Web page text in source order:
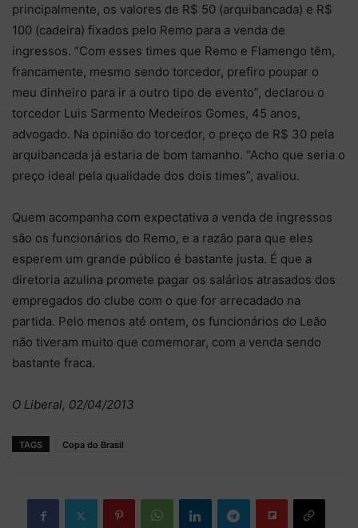
principalmente, os valores de R$ 50 (arquibancada) e R$
100 (cadeira) fixados pelo Remo para a venda de
ingressos. “Com esses times que Remo e Flamengo têm,
francamente, mesmo sendo torcedor, prefiro poupar o
meu dinheiro para ir a outro tipo de evento”, declarou o
torcedor Luis Sarmento Medeiros Gomes, 45 anos,
advogado. Na opinião do torcedor, o preço de R$ 30 pela
arquibancada já estaria de bom tamanho. “Acho que seria o
preço ideal pela qualidade dos dois times”, avaliou.
Quem acompanha com expectativa a venda de ingressos
são os funcionários do Remo, e a razão para que eles
esperem um grande público é bastante justa. É que a
diretoria azulina promete pagar os salários atrasados dos
empregados do clube com o que for arrecadado na
partida. Pelo menos até ontem, os funcionários do Leão
não tiveram muito que comemorar, com a venda sendo
bastante fraca.
O Liberal, 02/04/2013
TAGS Copa do Brasil